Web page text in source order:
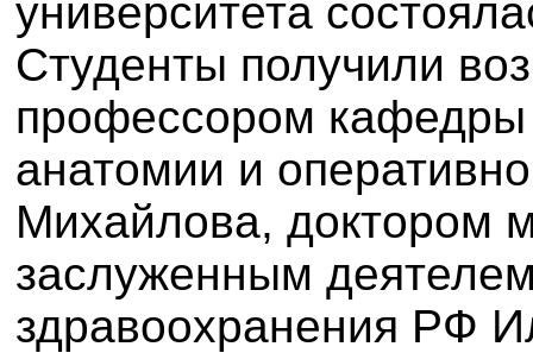
университета
Студенты получили
профессором кафедры
анатомии и
Михайлова, доктором
заслуженным
здравоохранения РФ